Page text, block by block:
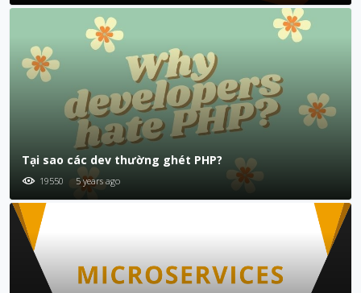
Tại sao các dev thường ghét PHP?
19550 5 years ago